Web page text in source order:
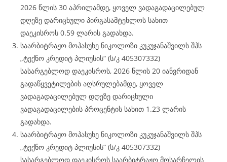
2026 წლის 30 აპრილამდე, ყოველ ვადაგადაცილებულ
დღეზე დარიცხული პირგასამტეხლოს სახით
დაეკისროს 0.59 ლარის გადახდა.
საარბიტრაჟო მოპასუხე ნიკოლოზი კუკუჯანაშვილს შპს
„ტექნო კრედიტ პლიუსის“ (ს/კ 405307332)
სასარგებლოდ დაეკისროს, 2026 წლის 20 იანვრიდან
გადაწყვეტილების აღსრულებამდე, ყოველ
ვადაგადაცილებულ დღეზე დარიცხული
ვადაგადაცილების პროცენტის სახით 1.23 ლარის
გადახდა.
საარბიტრაჟო მოპასუხე ნიკოლოზი კუკუჯანაშვილს შპს
„ტექნო კრედიტ პლიუსის“ (ს/კ 405307332)
სასარგებლოდ დაეკისროს საარბიტრაჟო მოსარჩელის